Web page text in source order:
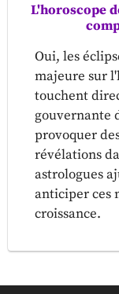
L'horoscope
Oui, les
majeure sur
touchent
gouvernante
provoquer
révélations
astrologues
anticiper ces
croissance.